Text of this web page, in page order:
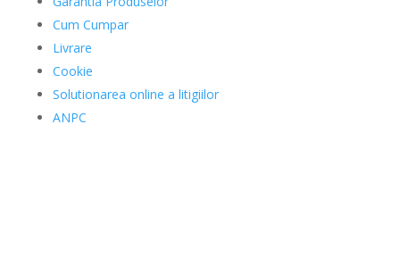
Cum Cumpar
Livrare
Cookie
Solutionarea online a litigiilor
ANPC